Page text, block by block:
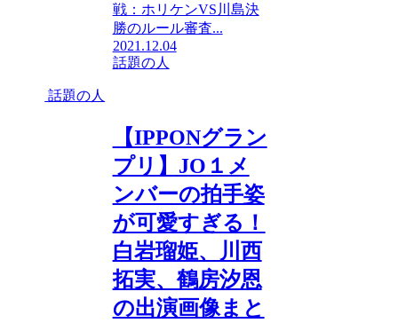
戦：ホリケンVS川島決
勝のルール審査...
2021.12.04
話題の人
話題の人
【IPPONグラン
プリ】JO１メ
ンバーの拍手姿
が可愛すぎる！
白岩瑠姫、川西
拓実、鶴房汐恩
の出演画像まと